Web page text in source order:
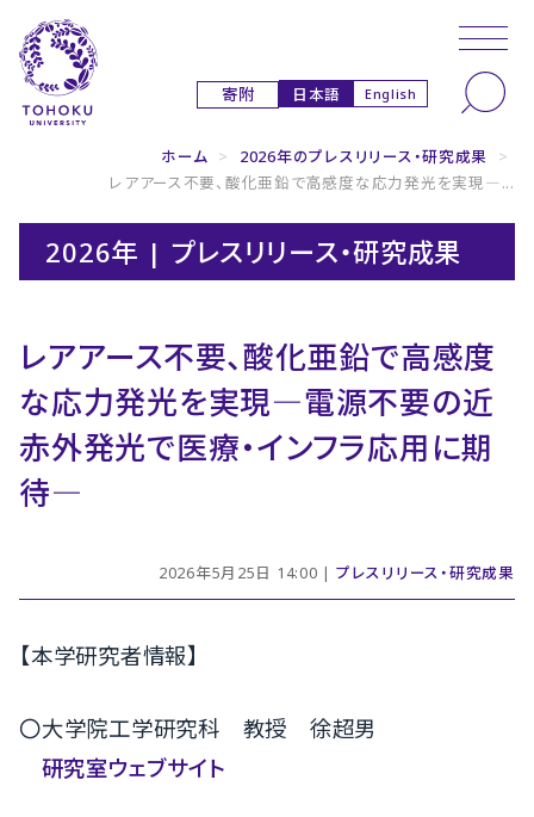
寄附 日本語 English
ホーム > 2026年のプレスリリース・研究成果
>
レアアース不要、酸化亜鉛で高感度な応力発光を実現―...
2026年 | プレスリリース・研究成果
レアアース不要、酸化亜鉛で高感度
な応力発光を実現―電源不要の近
赤外発光で医療・インフラ応用に期
待―
2026年5月25日 14:00 | プレスリリース・研究成果
【本学研究者情報】
〇大学院工学研究科 教授 徐超男
研究室ウェブサイト